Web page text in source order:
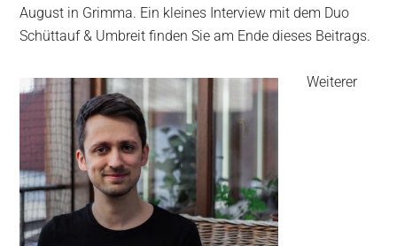
August in Grimma. Ein kleines Interview mit dem Duo
Schüttauf & Umbreit finden Sie am Ende dieses Beitrags.
Weiterer